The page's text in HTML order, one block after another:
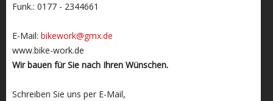
Funk.: 0177 - 2344661
E-Mail: bikework@gmx.de
www.bike-work.de
Wir bauen für Sie nach Ihren Wünschen.
Schreiben Sie uns per E-Mail,